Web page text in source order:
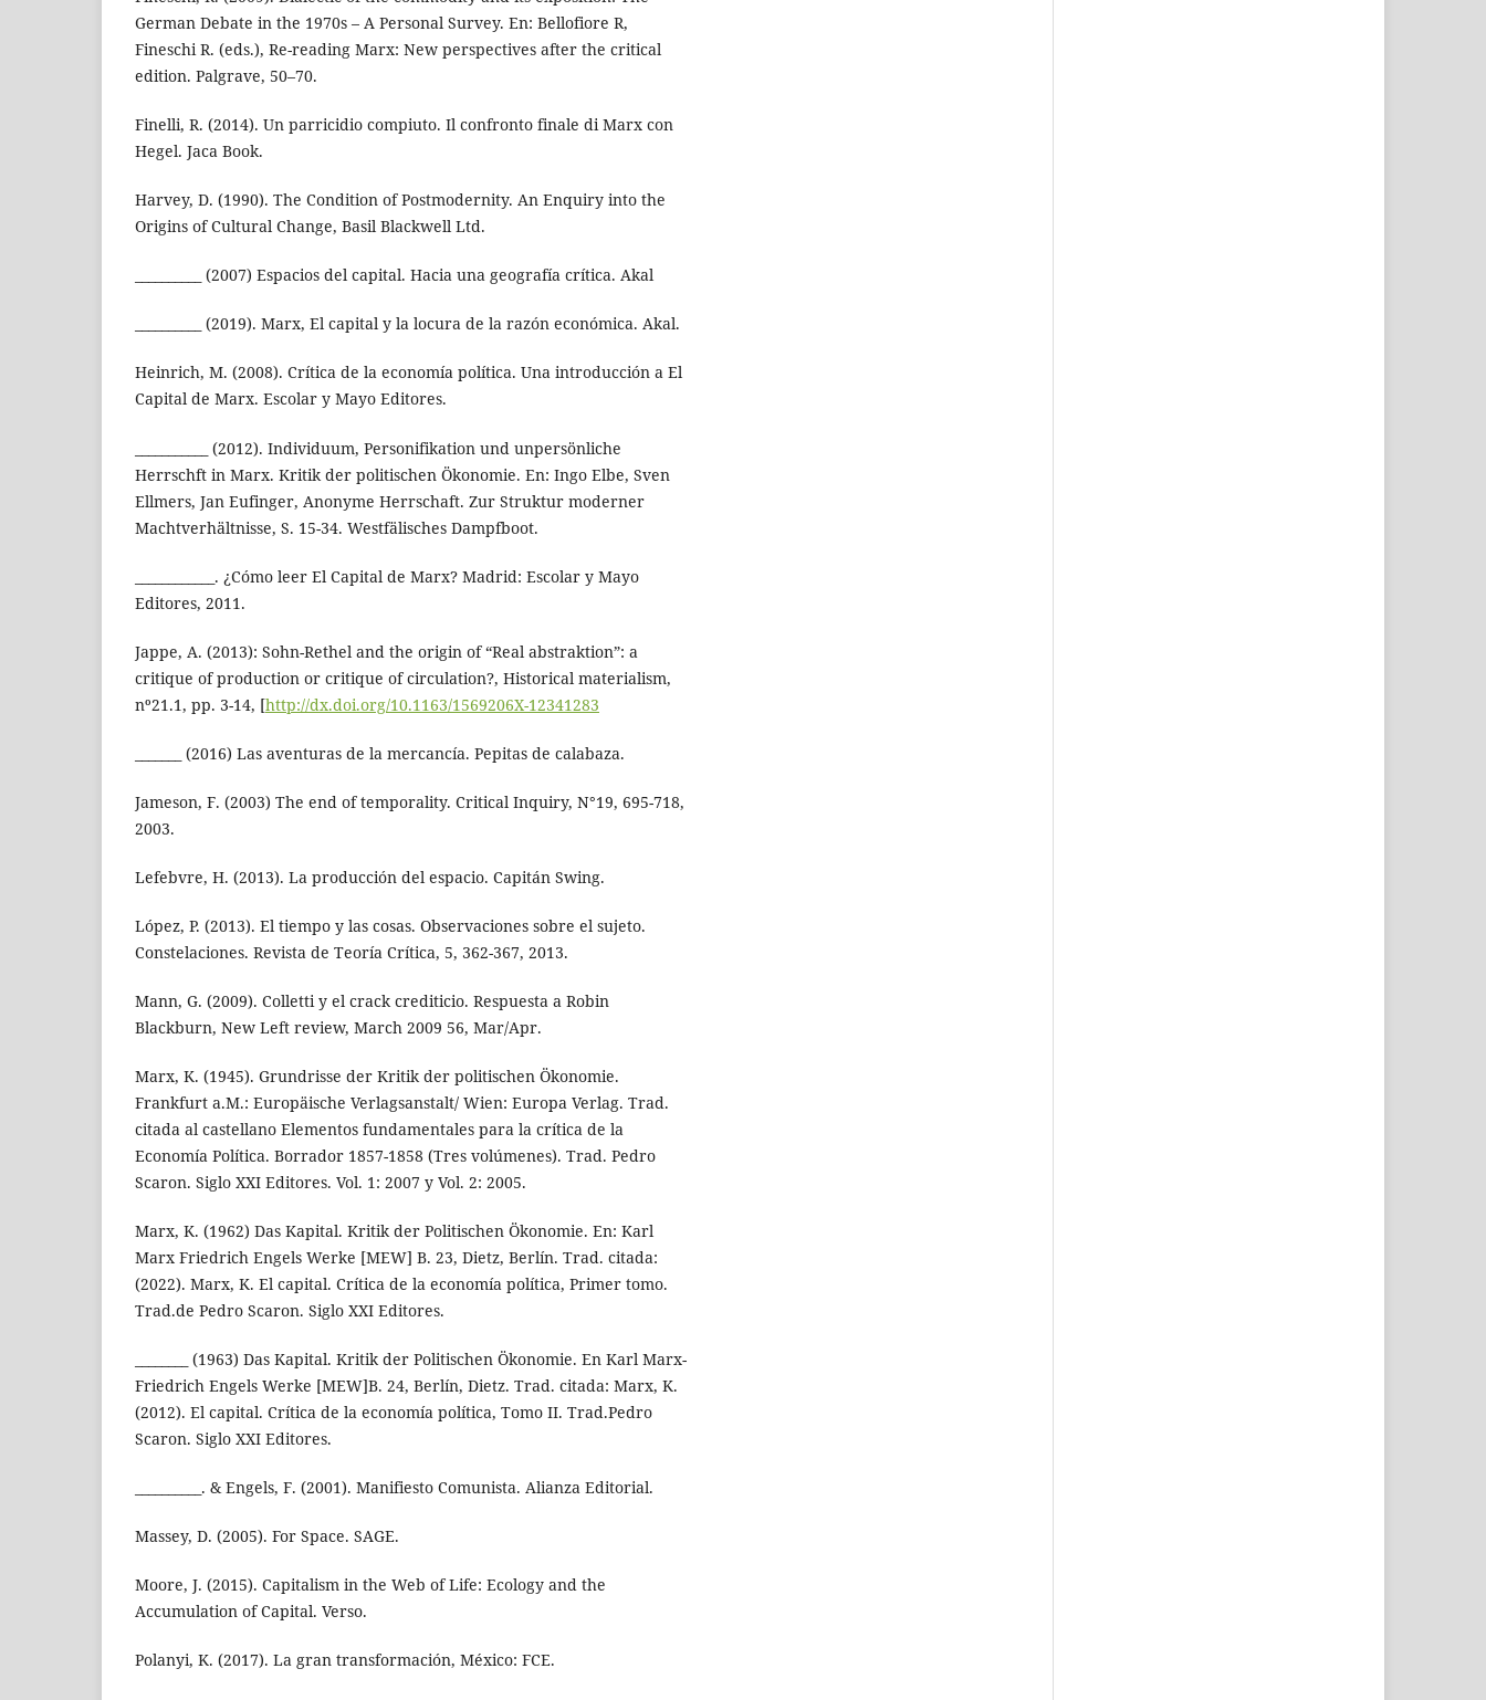
German Debate in the 1970s – A Personal Survey. En: Bellofiore R,
Fineschi R. (eds.), Re-reading Marx: New perspectives after the critical
edition. Palgrave, 50–70.
Finelli, R. (2014). Un parricidio compiuto. Il confronto finale di Marx con
Hegel. Jaca Book.
Harvey, D. (1990). The Condition of Postmodernity. An Enquiry into the
Origins of Cultural Change, Basil Blackwell Ltd.
__________ (2007) Espacios del capital. Hacia una geografía crítica. Akal
__________ (2019). Marx, El capital y la locura de la razón económica. Akal.
Heinrich, M. (2008). Crítica de la economía política. Una introducción a El
Capital de Marx. Escolar y Mayo Editores.
___________ (2012). Individuum, Personifikation und unpersönliche
Herrschft in Marx. Kritik der politischen Ökonomie. En: Ingo Elbe, Sven
Ellmers, Jan Eufinger, Anonyme Herrschaft. Zur Struktur moderner
Machtverhältnisse, S. 15-34. Westfälisches Dampfboot.
____________. ¿Cómo leer El Capital de Marx? Madrid: Escolar y Mayo
Editores, 2011.
Jappe, A. (2013): Sohn-Rethel and the origin of “Real abstraktion”: a
critique of production or critique of circulation?, Historical materialism,
nº21.1, pp. 3-14, [http://dx.doi.org/10.1163/1569206X-12341283
_______ (2016) Las aventuras de la mercancía. Pepitas de calabaza.
Jameson, F. (2003) The end of temporality. Critical Inquiry, N°19, 695-718,
2003.
Lefebvre, H. (2013). La producción del espacio. Capitán Swing.
López, P. (2013). El tiempo y las cosas. Observaciones sobre el sujeto.
Constelaciones. Revista de Teoría Crítica, 5, 362-367, 2013.
Mann, G. (2009). Colletti y el crack crediticio. Respuesta a Robin
Blackburn, New Left review, March 2009 56, Mar/Apr.
Marx, K. (1945). Grundrisse der Kritik der politischen Ökonomie.
Frankfurt a.M.: Europäische Verlagsanstalt/ Wien: Europa Verlag. Trad.
citada al castellano Elementos fundamentales para la crítica de la
Economía Política. Borrador 1857-1858 (Tres volúmenes). Trad. Pedro
Scaron. Siglo XXI Editores. Vol. 1: 2007 y Vol. 2: 2005.
Marx, K. (1962) Das Kapital. Kritik der Politischen Ökonomie. En: Karl
Marx Friedrich Engels Werke [MEW] B. 23, Dietz, Berlín. Trad. citada:
(2022). Marx, K. El capital. Crítica de la economía política, Primer tomo.
Trad.de Pedro Scaron. Siglo XXI Editores.
________ (1963) Das Kapital. Kritik der Politischen Ökonomie. En Karl Marx-
Friedrich Engels Werke [MEW]B. 24, Berlín, Dietz. Trad. citada: Marx, K.
(2012). El capital. Crítica de la economía política, Tomo II. Trad.Pedro
Scaron. Siglo XXI Editores.
__________. & Engels, F. (2001). Manifiesto Comunista. Alianza Editorial.
Massey, D. (2005). For Space. SAGE.
Moore, J. (2015). Capitalism in the Web of Life: Ecology and the
Accumulation of Capital. Verso.
Polanyi, K. (2017). La gran transformación, México: FCE.